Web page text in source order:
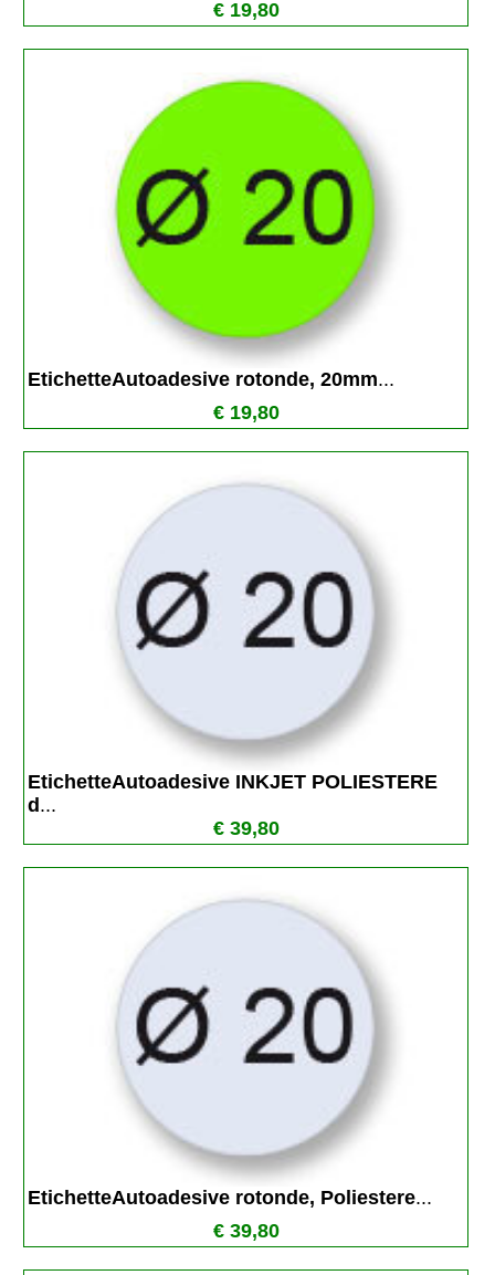
€ 19,80
EtichetteAutoadesive rotonde, 20mm...
€ 19,80
EtichetteAutoadesive INKJET POLIESTERE
d ...
€ 39,80
EtichetteAutoadesive rotonde, Poliestere...
€ 39,80